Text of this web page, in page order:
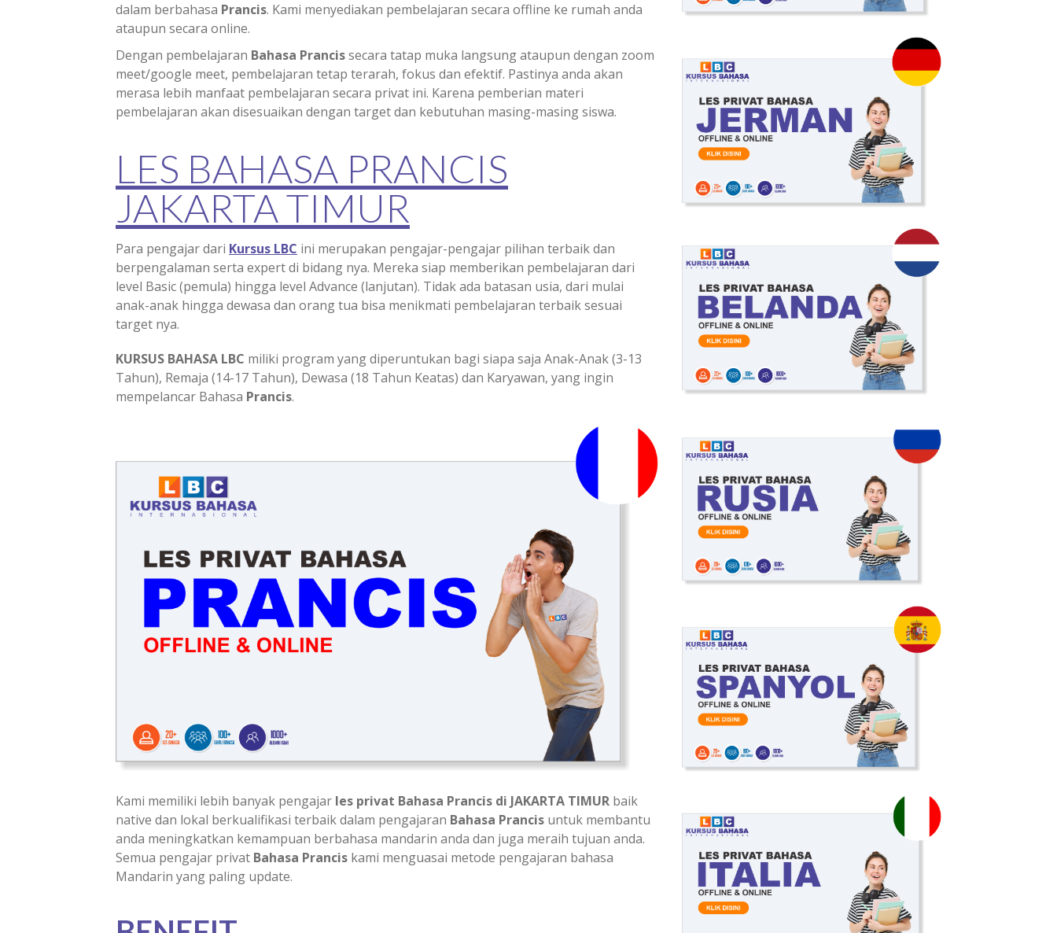
dalam berbahasa Prancis. Kami menyediakan pembelajaran secara offline ke rumah anda
ataupun secara online.
Dengan pembelajaran Bahasa Prancissecara tatap muka langsung ataupun dengan zoom
meet/google meet, pembelajaran tetap terarah, fokus dan efektif. Pastinya anda akan
merasa lebih manfaat pembelajaran secara privat ini. Karena pemberian materi
pembelajaran akan disesuaikan dengan target dan kebutuhan masing-masing siswa.
LES BAHASA PRANCIS
JAKARTA TIMUR
Para pengajar dari Kursus LBC ini merupakan pengajar-pengajar pilihan terbaik dan
berpengalaman serta expert di bidang nya. Mereka siap memberikan pembelajaran dari
level Basic (pemula) hingga level Advance (lanjutan). Tidak ada batasan usia, dari mulai
anak-anak hingga dewasa dan orang tua bisa menikmati pembelajaran terbaik sesuai
target nya.
KURSUS BAHASA LBC miliki program yang diperuntukan bagi siapa saja Anak-Anak (3-13
Tahun), Remaja (14-17 Tahun), Dewasa (18 Tahun Keatas) dan Karyawan, yang ingin
mempelancar Bahasa Prancis.
Kami memiliki lebih banyak pengajar les privat Bahasa Prancis di JAKARTA TIMUR baik
native dan lokal berkualifikasi terbaik dalam pengajaran Bahasa Prancis untuk membantu
anda meningkatkan kemampuan berbahasa mandarin anda dan juga meraih tujuan anda.
Semua pengajar privat Bahasa Prancis kami menguasai metode pengajaran bahasa
Mandarin yang paling update.